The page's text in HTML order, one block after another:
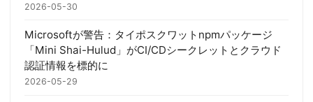
2026-05-30
Microsoftが警告：タイポスクワットnpmパッケージ
「Mini Shai-Hulud」がCI/CDシークレットとクラウド
認証情報を標的に
2026-05-29